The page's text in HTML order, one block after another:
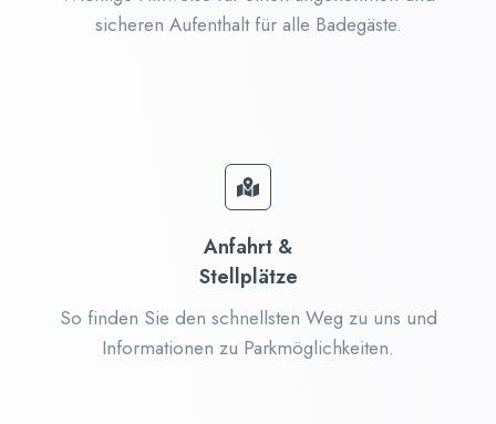
sicheren Aufenthalt für alle Badegäste.
Anfahrt &
Stellplätze
So finden Sie den schnellsten Weg zu uns und
Informationen zu Parkmöglichkeiten.